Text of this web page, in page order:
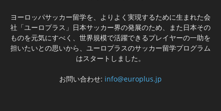
ヨーロッパサッカー留学を、よりよく実現するために生まれた会
社「ユーロプラス」日本サッカー界の発展のため、また日本その
ものを元気にすべく、世界規模で活躍できるプレイヤーの一助を
担いたいとの思いから、ユーロプラスのサッカー留学プログラム
はスタートしました。
お問い合わせ: info@europlus.jp